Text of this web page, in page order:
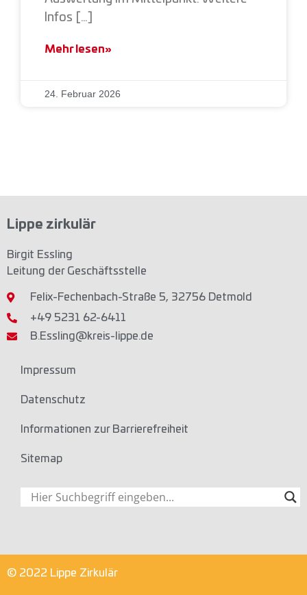
Infos […]
Mehr lesen»
24. Februar 2026
Lippe zirkulär
Birgit Essling
Leitung der Geschäftsstelle
Felix-Fechenbach-Straße 5, 32756 Detmold
+49 5231 62-6411
B.Essling@kreis-lippe.de
Impressum
Datenschutz
Informationen zur Barrierefreiheit
Sitemap
© 2022 Lippe Zirkulär